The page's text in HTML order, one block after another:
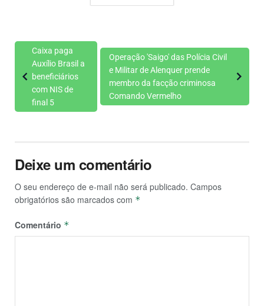
Caixa paga
Auxílio Brasil a
beneficiários
com NIS de
final 5
Operação 'Saigo' das Polícia Civil
e Militar de Alenquer prende
membro da facção criminosa
Comando Vermelho
Deixe um comentário
O seu endereço de e-mail não será publicado. Campos
obrigatórios são marcados com *
Comentário *